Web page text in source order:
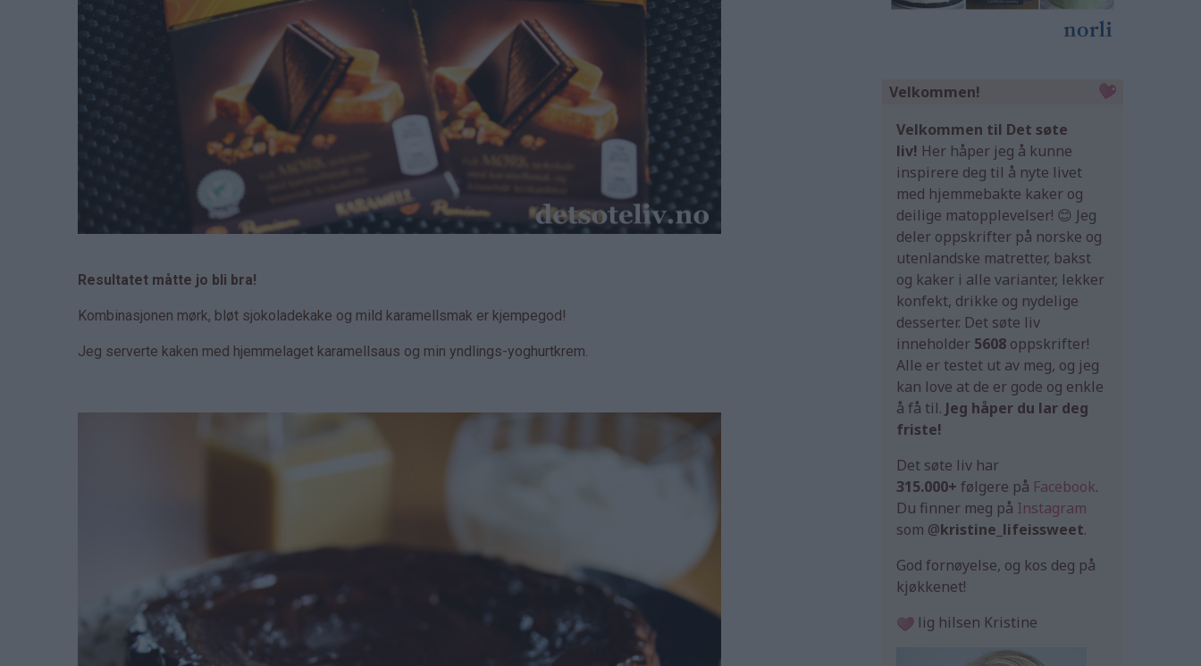
Resultatet måtte jo bli bra!
Kombinasjonen mørk, bløt sjokoladekake og mild karamellsmak er kjempegod!
Jeg serverte kaken med hjemmelaget karamellsaus og min yndlings-yoghurtkrem.
Velkommen!
Velkommen til Det søte
liv! Her håper jeg å kunne
inspirere deg til å nyte livet
med hjemmebakte kaker og
deilige matopplevelser! 😊 Jeg
deler oppskrifter på norske og
utenlandske matretter, bakst
og kaker i alle varianter, lekker
konfekt, drikke og nydelige
desserter. Det søte liv
inneholder 5608 oppskrifter!
Alle er testet ut av meg, og jeg
kan love at de er gode og enkle
å få til. Jeg håper du lar deg
friste!
Det søte liv har
315.000+ følgere på Facebook.
Du finner meg på Instagram
som @kristine_lifeissweet.
God fornøyelse, og kos deg på
kjøkkenet!
lig hilsen Kristine